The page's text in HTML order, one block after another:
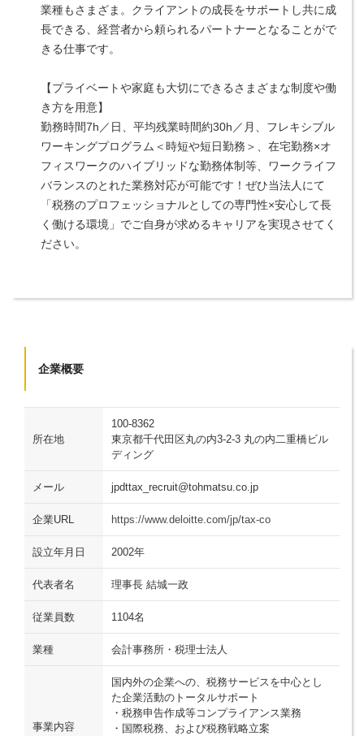
業種もさまざま。クライアントの成長をサポートし共に成
長できる、経営者から頼られるパートナーとなることがで
きる仕事です。
【プライベートや家庭も大切にできるさまざまな制度や働
き方を用意】
勤務時間7h／日、平均残業時間約30h／月、フレキシブル
ワーキングプログラム＜時短や短日勤務＞、在宅勤務×オ
フィスワークのハイブリッドな勤務体制等、ワークライフ
バランスのとれた業務対応が可能です！ぜひ当法人にて
「税務のプロフェッショナルとしての専門性×安心して長
く働ける環境」でご自身が求めるキャリアを実現させてく
ださい。
企業概要
所在地
100-8362
東京都千代田区丸の内3-2-3 丸の内二重橋ビル
ディング
メール jpdttax_recruit@tohmatsu.co.jp
企業URL https://www.deloitte.com/jp/tax-co
設立年月日 2002年
代表者名 理事長 結城一政
従業員数 1104名
業種 会計事務所・税理士法人
事業内容
国内外の企業への、税務サービスを中心とし
た企業活動のトータルサポート
・税務申告作成等コンプライアンス業務
・国際税務、および税務戦略立案